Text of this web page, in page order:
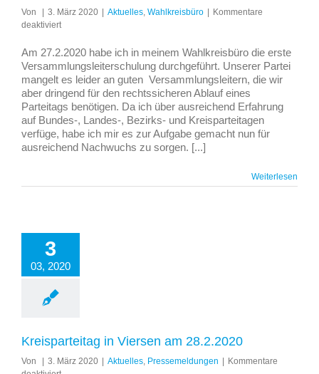
Von 3. März 2020 Aktuelles, Wahlkreisbüro
Kommentare
deaktiviertfür
am
27.2.2020
Am 27.2.2020 habe ich in meinem Wahlkreisbüro die erste
Versammlungsleiterschulung durchgeführt. Unserer Partei
mangelt es leider an guten Versammlungsleitern, die wir
aber dringend für den rechtssicheren Ablauf eines
Parteitags benötigen. Da ich über ausreichend Erfahrung
auf Bundes-, Landes-, Bezirks- und Kreisparteitagen
verfüge, habe ich mir es zur Aufgabe gemacht nun für
ausreichend Nachwuchs zu sorgen. [...]
Weiterlesen
3
03, 2020
Kreisparteitag in Viersen am 28.2.2020
Von 3. März 2020 Aktuelles, Pressemeldungen
Kommentare